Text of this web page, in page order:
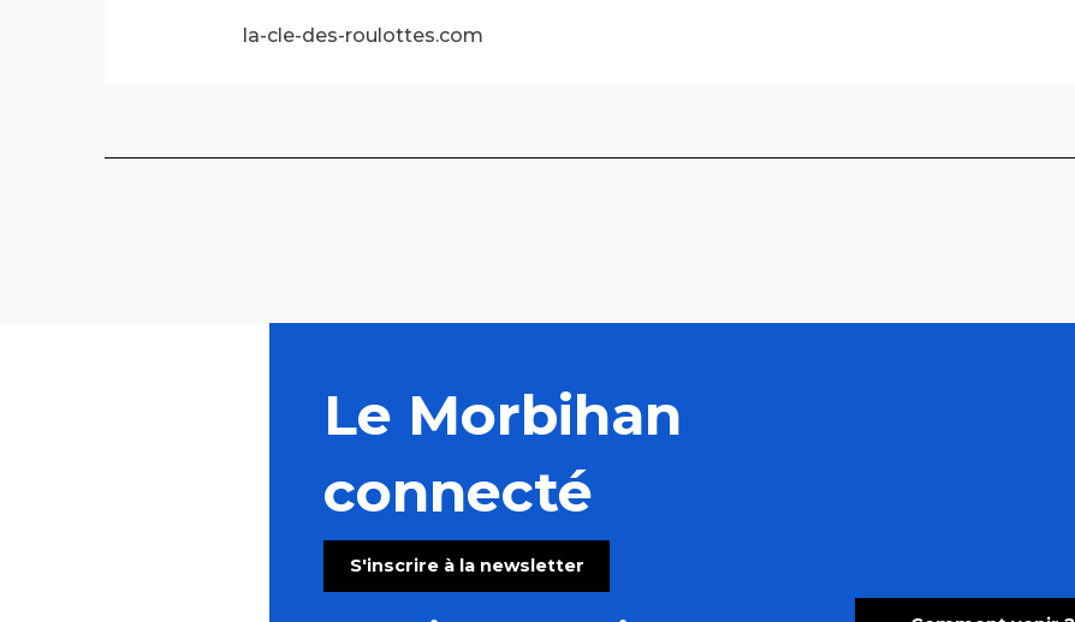
la-cle-des-roulottes.com
Le Morbihan
connecté
S'inscrire à la newsletter